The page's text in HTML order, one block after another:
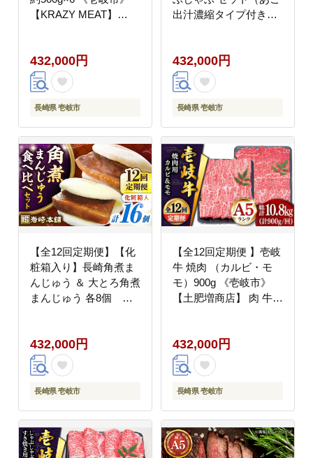
【KRAZY MEAT】
牛肉 赤身 400000
400000円 40万円
432,000円
長崎県 壱岐市
出汁濃縮タイプ付き）
肉 A5 和牛 肉 鍋
[JER083] 400000
400000円 40万円
432,000円
長崎県 壱岐市
【全12回定期便】【化
粧箱入り】長崎角煮ま
んじゅう ＆ 大とろ角煮
まんじゅう 各8個
煮饅頭 簡単調理 おやつ
お取り寄せ 長崎
[JHA055] 400000
400000円 40万円
432,000円
長崎県 壱岐市
【全12回定期便 】壱岐
牛 焼肉 （カルビ・モ
モ）900g 《壱岐市》
【土肥増商店】 肉 牛肉
400000 400000円 40万
円
432,000円
長崎県 壱岐市